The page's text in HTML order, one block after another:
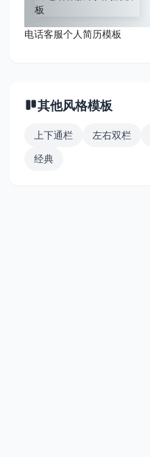
电话客服个人简历模板
其他风格模板
上下通栏 左右双栏
经典